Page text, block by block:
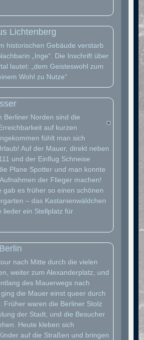
Lichtenberg
historischen Gebäude verstarb
„Inge“. Die Inschrift über
lautet: „dem Geisteswohl zum
Wohl zu Nutze“
Berliner Norden sind die
auf kurzen
fühlt man sich
Auf der Mauer, direkt neben
und der Einflug Schneise
Plane Spotter und man konnte
der Flieger machen!
gab es früher so einen schönen
– das Kastanienwäldchen
lieder ein Stellplatz für
nach Mitte durch die vielen
weiter zum Alexanderplatz, und
des Mauerwegs nach
die Mauer einst queer durch
Früher waren die Berliner Stolz
der Stadt, und die Besucher
Heute kleben sich
auf die Straßen und bringen